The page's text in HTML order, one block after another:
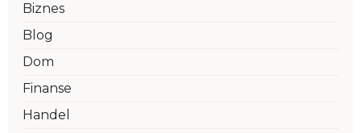
Biznes
Blog
Dom
Finanse
Handel